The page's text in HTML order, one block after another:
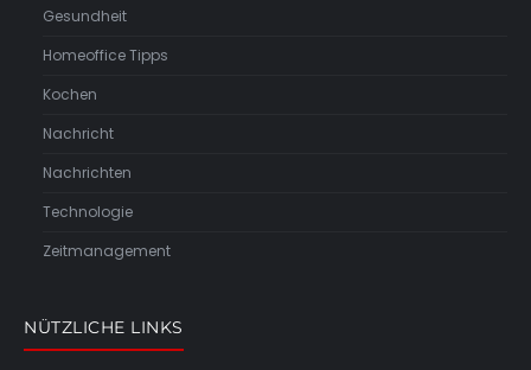
Gesundheit
Homeoffice Tipps
Kochen
Nachricht
Nachrichten
Technologie
Zeitmanagement
NÜTZLICHE LINKS